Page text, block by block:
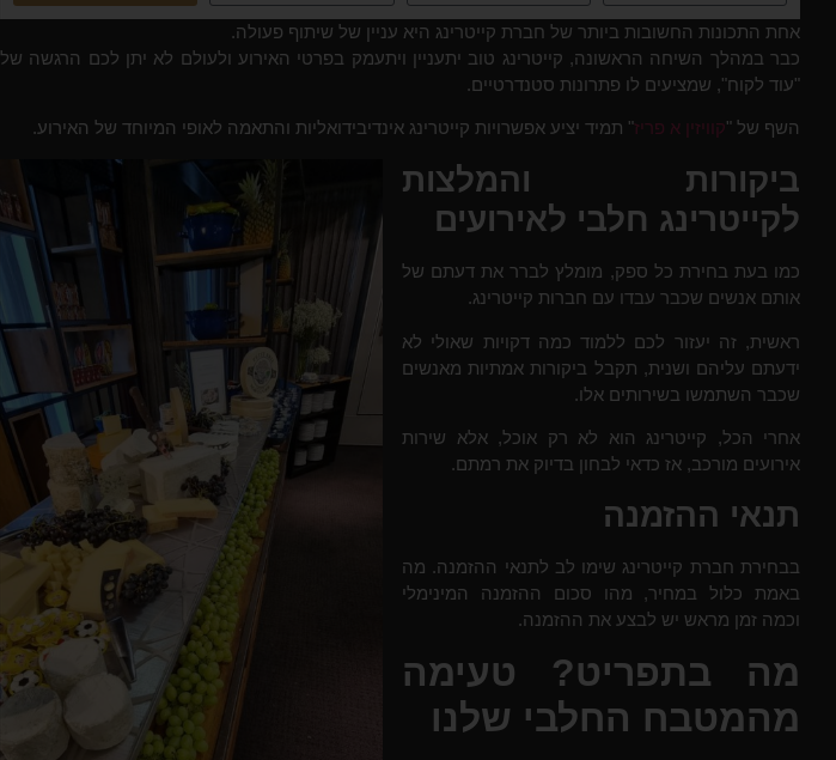
אחת התכונות החשובות ביותר של חברת קייטרינג היא עניין של שיתוף פעולה.
כבר במהלך השיחה הראשונה, קייטרינג טוב יתעניין ויתעמק בפרטי האירוע ולעולם לא יתן לכם הרגשה של
"עוד לקוח", שמציעים לו פתרונות סטנדרטיים.
השף של "קוויזין א פריז" תמיד יציע אפשרויות קייטרינג אינדיבידואליות והתאמה לאופי המיוחד של האירוע.
ביקורות והמלצות
לקייטרינג חלבי לאירועים
כמו בעת בחירת כל ספק, מומלץ לברר את דעתם של
אותם אנשים שכבר עבדו עם חברות קייטרינג.
ראשית, זה יעזור לכם ללמוד כמה דקויות שאולי לא
ידעתם עליהם ושנית, תקבל ביקורות אמתיות מאנשים
שכבר השתמשו בשירותים אלו.
אחרי הכל, קייטרינג הוא לא רק אוכל, אלא שירות
אירועים מורכב, אז כדאי לבחון בדיוק את רמתם.
תנאי ההזמנה
בבחירת חברת קייטרינג שימו לב לתנאי ההזמנה. מה
באמת כלול במחיר, מהו סכום ההזמנה המינימלי
וכמה זמן מראש יש לבצע את ההזמנה.
מה בתפריט? טעימה
מהמטבח החלבי שלנו